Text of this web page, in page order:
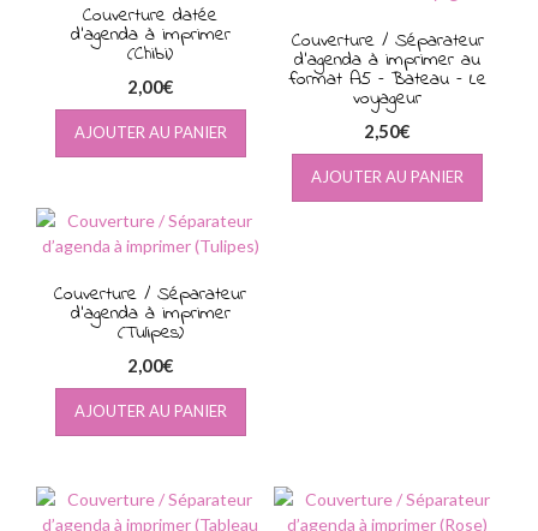
Couverture / Séparateur
d’agenda à imprimer au
format A5 – Bateau – Le
voyageur
2,50€
AJOUTER AU PANIER
Couverture datée
d’agenda à imprimer
(Chibi)
2,00€
AJOUTER AU PANIER
Couverture / Séparateur
d’agenda à imprimer
(Tulipes)
2,00€
AJOUTER AU PANIER